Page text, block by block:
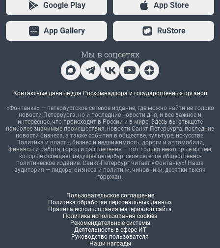
Google Play App Store
App Gallery RuStore
Мы в соцсетях
Контактные данные для Роскомнадзора и государственных органов
«Фонтанка» — петербургское сетевое издание, где можно найти не только
новости Петербурга, но и последние новости дня, и все важное и
интересное, что происходит в России и в мире. Здесь вы отыщете
наиболее значимые происшествия, новости Санкт-Петербурга, последние
новости бизнеса, а также события в обществе, культуре, искусстве.
Политика и власть, бизнес и недвижимость, дороги и автомобили,
финансы и работа, город и развлечения — вот только некоторые из тем,
которые освещает ведущее петербургское сетевое общественно-
политическое издание. Санкт-Петербург читает «Фонтанку»! Наша
аудитория — лидеры бизнеса и политики, чиновники, десятки тысяч
горожан.
Пользовательское соглашение
Политика обработки персональных данных
Правила использования материалов сайта
Политика использования cookies
Рекомендательные системы
Деятельность в сфере ИТ
Руководство пользователя
Наши награды